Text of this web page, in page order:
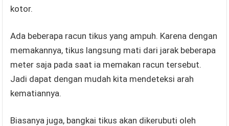
kotor.
Ada beberapa racun tikus yang ampuh. Karena dengan
memakannya, tikus langsung mati dari jarak beberapa
meter saja pada saat ia memakan racun tersebut.
Jadi dapat dengan mudah kita mendeteksi arah
kematiannya.
Biasanya juga, bangkai tikus akan dikerubuti oleh